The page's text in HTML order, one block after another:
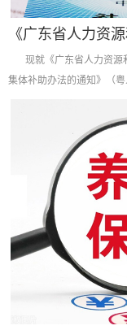
《广东省人力资
现就《广东省人力资源
集体补助办法的通知》（